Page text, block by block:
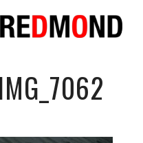
IMG_7062